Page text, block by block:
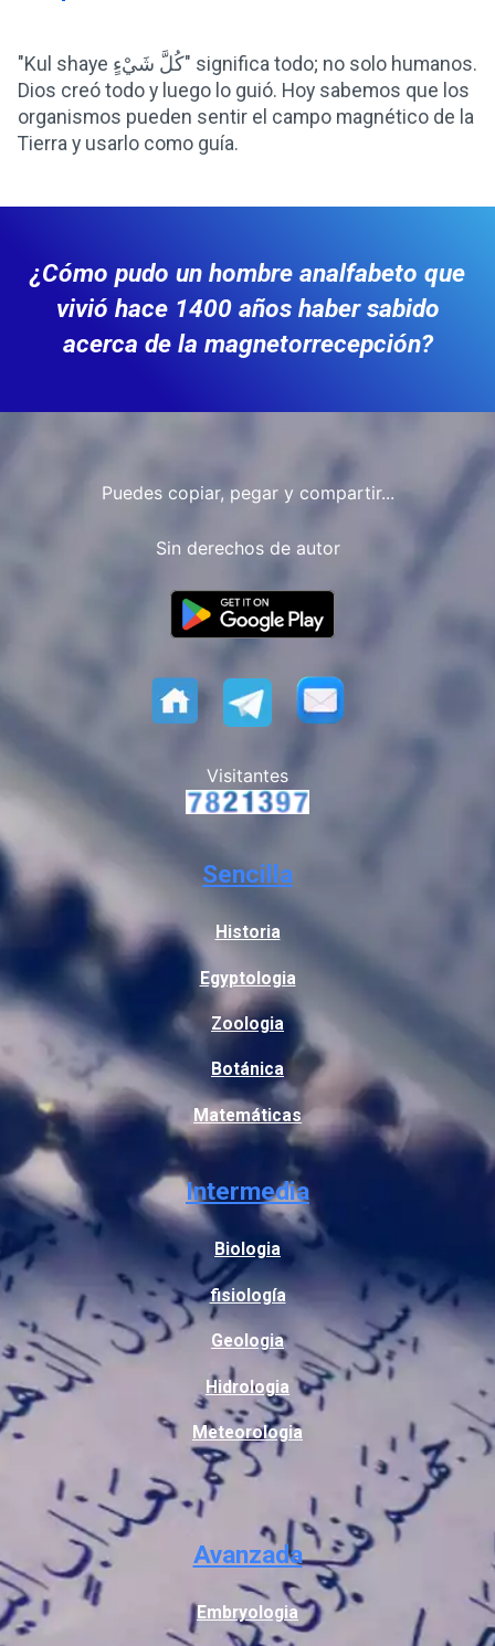
"Kul shaye كُلَّ شَيْءٍ" significa todo; no solo humanos.
Dios creó todo y luego lo guió. Hoy sabemos que los
organismos pueden sentir el campo magnético de la
Tierra y usarlo como guía.
¿Cómo pudo un hombre analfabeto que
vivió hace 1400 años haber sabido
acerca de la magnetorrecepción?
Puedes copiar, pegar y compartir...
Sin derechos de autor
Visitantes
Sencilla
Historia
Egyptologia
Zoologia
Botánica
Matemáticas
Intermedia
Biologia
fisiología
Geologia
Hidrologia
Meteorologia
Avanzada
Embryologia